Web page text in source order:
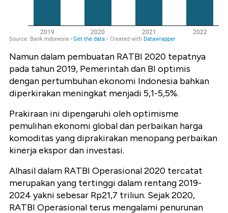
Namun dalam pembuatan RATBI 2020 tepatnya
pada tahun 2019, Pemerintah dan BI optimis
dengan pertumbuhan ekonomi Indonesia bahkan
diperkirakan meningkat menjadi 5,1-5,5%.
Prakiraan ini dipengaruhi oleh optimisme
pemulihan ekonomi global dan perbaikan harga
komoditas yang diprakirakan menopang perbaikan
kinerja ekspor dan investasi.
Alhasil dalam RATBI Operasional 2020 tercatat
merupakan yang tertinggi dalam rentang 2019-
2024 yakni sebesar Rp21,7 triliun. Sejak 2020,
RATBI Operasional terus mengalami penurunan